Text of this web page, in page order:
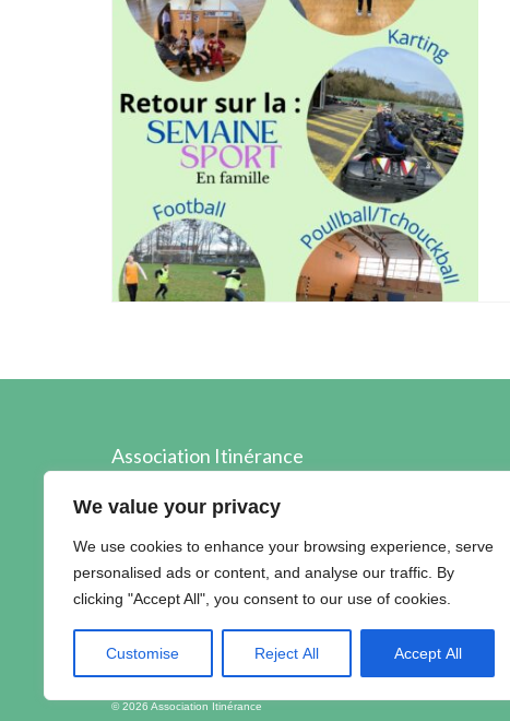
We value your privacy
We use cookies to enhance your browsing experience, serve
personalised ads or content, and analyse our traffic. By
clicking "Accept All", you consent to our use of cookies.
Customise Reject All Accept All
Association Itinérance
89, boulevard Edouard Prigent
02.96.60.40.89
© 2026 Association Itinérance